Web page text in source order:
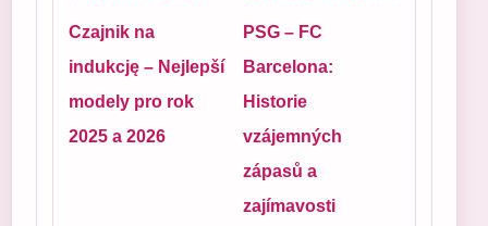
Czajnik na
indukcję – Nejlepší
modely pro rok
2025 a 2026
PSG – FC
Barcelona:
Historie
vzájemných
zápasů a
zajímavosti